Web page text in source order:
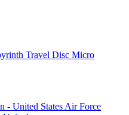
Travel Disc Micro